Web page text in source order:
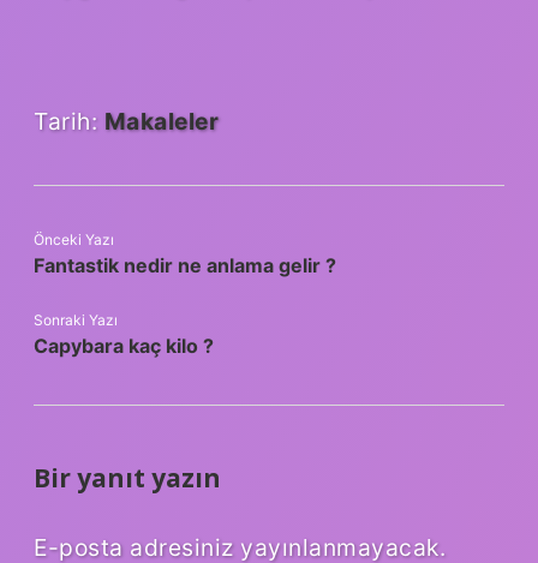
Tarih: Makaleler
Önceki Yazı
Fantastik nedir ne anlama gelir ?
Sonraki Yazı
Capybara kaç kilo ?
Bir yanıt yazın
E-posta adresiniz yayınlanmayacak.